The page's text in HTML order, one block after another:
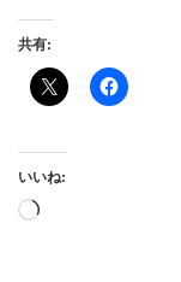
共有:
いいね:
読